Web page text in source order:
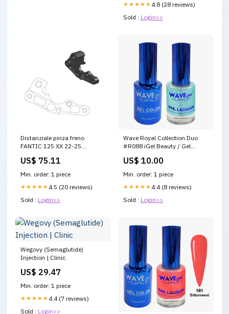
★★★★★ 4.8 (28 reviews)
Sold : Login>>
Distanziale pinza freno
FANTIC 125 XX 22-25
Master tm-mx-300-2019-
esi5113626
US$ 75.11
Min. order: 1 piece
★★★★★ 4.5 (20 reviews)
Sold : Login>>
Wave Royal Collection Duo
#R088 iGel Beauty / Gel
Tips
US$ 10.00
Min. order: 1 piece
★★★★★ 4.4 (8 reviews)
Sold : Login>>
Wegovy (Semaglutide)
Injection | Clinic
US$ 29.47
Min. order: 1 piece
★★★★★ 4.4 (7 reviews)
Sold : Login>>